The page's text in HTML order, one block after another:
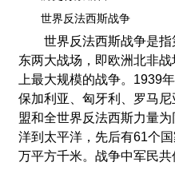
世界反法西斯战争
世界反法西斯战争是
东两大战场，即欧洲北非
上最大规模的战争。1939
保加利亚、匈牙利、罗马
盟和全世界反法西斯力量
洋到太平洋，先后有61个
万平方千米。战争中军民